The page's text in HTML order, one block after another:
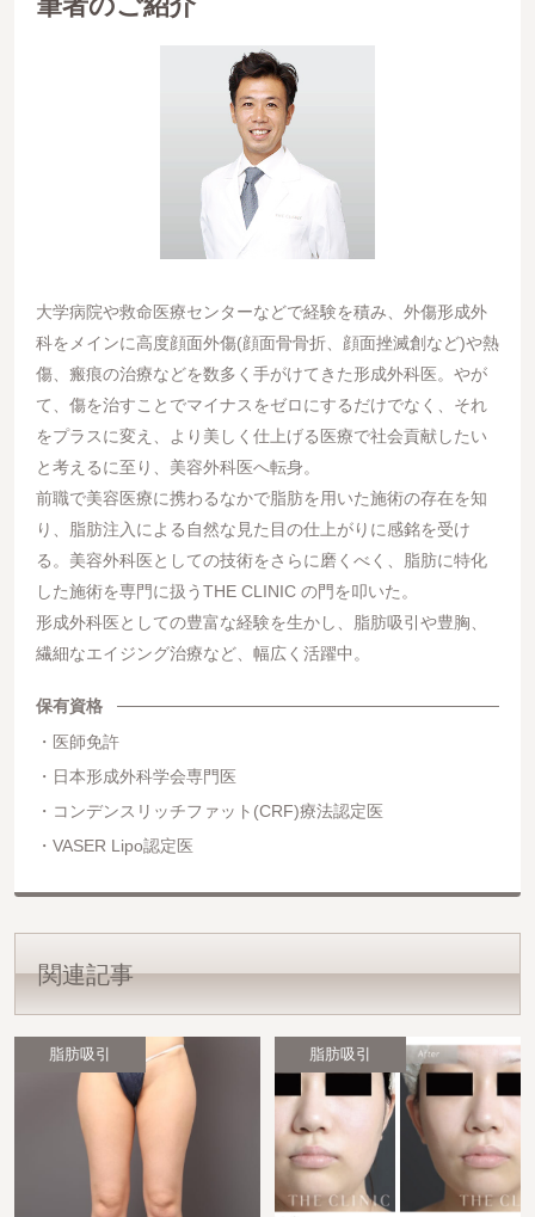
大学病院や救命医療センターなどで経験を積み、外傷形成外
科をメインに高度顔面外傷(顔面骨骨折、顔面挫滅創など)や熱
傷、瘢痕の治療などを数多く手がけてきた形成外科医。やが
て、傷を治すことでマイナスをゼロにするだけでなく、それ
をプラスに変え、より美しく仕上げる医療で社会貢献したい
と考えるに至り、美容外科医へ転身。
前職で美容医療に携わるなかで脂肪を用いた施術の存在を知
り、脂肪注入による自然な見た目の仕上がりに感銘を受け
る。美容外科医としての技術をさらに磨くべく、脂肪に特化
した施術を専門に扱うTHE CLINIC の門を叩いた。
形成外科医としての豊富な経験を生かし、脂肪吸引や豊胸、
繊細なエイジング治療など、幅広く活躍中。
保有資格
医師免許
日本形成外科学会専門医
コンデンスリッチファット(CRF)療法認定医
VASER Lipo認定医
関連記事
脂肪吸引 脂肪吸引